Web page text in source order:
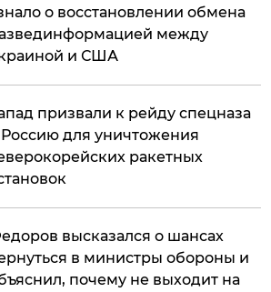
о восстановлении обмена
между
и США
призвали к рейду спецназа
Россию для уничтожения
ракетных
высказался о шансах
в министры обороны и
почему не выходит на